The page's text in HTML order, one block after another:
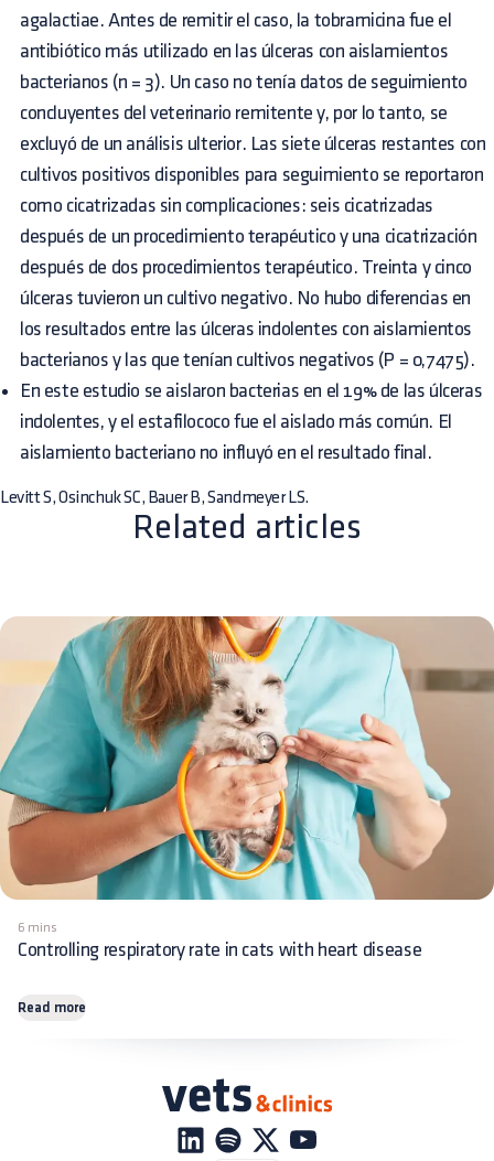
agalactiae. Antes de remitir el caso, la tobramicina fue el
antibiótico más utilizado en las úlceras con aislamientos
bacterianos (n = 3). Un caso no tenía datos de seguimiento
concluyentes del veterinario remitente y, por lo tanto, se
excluyó de un análisis ulterior. Las siete úlceras restantes con
cultivos positivos disponibles para seguimiento se reportaron
como cicatrizadas sin complicaciones: seis cicatrizadas
después de un procedimiento terapéutico y una cicatrización
después de dos procedimientos terapéutico. Treinta y cinco
úlceras tuvieron un cultivo negativo. No hubo diferencias en
los resultados entre las úlceras indolentes con aislamientos
bacterianos y las que tenían cultivos negativos (P = 0,7475).
En este estudio se aislaron bacterias en el 19% de las úlceras
indolentes, y el estafilococo fue el aislado más común. El
aislamiento bacteriano no influyó en el resultado final.
Levitt S, Osinchuk SC, Bauer B, Sandmeyer LS.
Related articles
6 mins
Controlling respiratory rate in cats with heart disease
Read more